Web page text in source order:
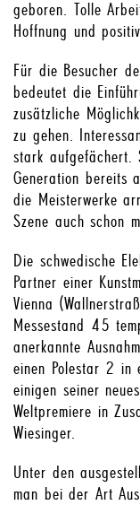
geboren. Tolle
Hoffnung und
Für die Besucher
bedeutet die
zusätzliche
zu gehen.
stark aufgefächert.
Generation bereits
die Meisterwerke
Szene auch schon
Die schwedische
Partner einer
Vienna
Messestand 45
anerkannte
einen Polestar 2 in
einigen seiner
Weltpremiere in
Wiesinger.
Unter den
man bei der Art